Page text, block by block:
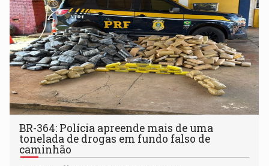
BR-364: Polícia apreende mais de uma
tonelada de drogas em fundo falso de
caminhão